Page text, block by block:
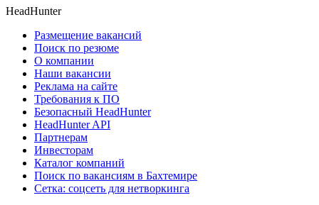
HeadHunter
Размещение вакансий
Поиск по резюме
О компании
Наши вакансии
Реклама на сайте
Требования к ПО
Безопасный HeadHunter
HeadHunter API
Партнерам
Инвесторам
Каталог компаний
Поиск по вакансиям в Бахтемире
Сетка: соцсеть для нетворкинга